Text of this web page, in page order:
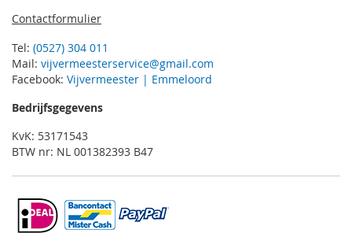
Contactformulier
Tel: (0527) 304 011
Mail: vijvermeesterservice@gmail.com
Facebook: Vijvermeester | Emmeloord
Bedrijfsgegevens
KvK: 53171543
BTW nr: NL 001382393 B47